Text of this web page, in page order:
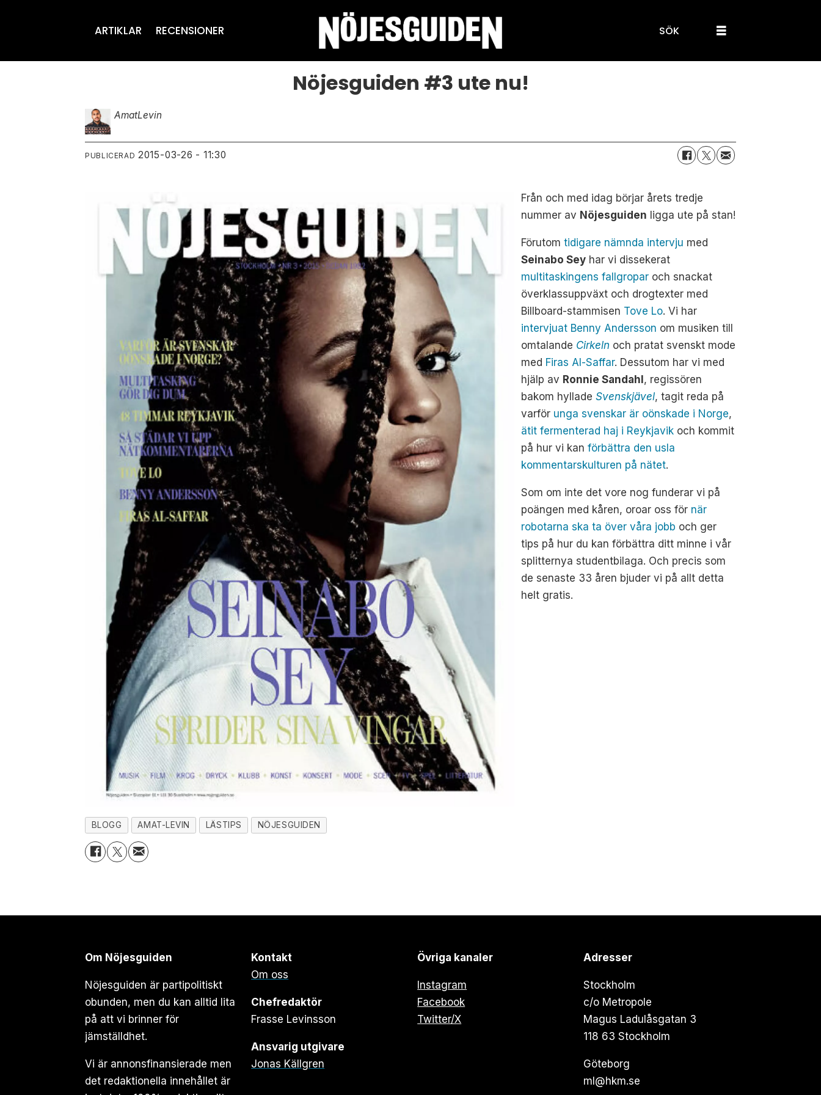
ARTIKLAR RECENSIONER SÖK
Nöjesguiden #3 ute nu!
AmatLevin
PUBLICERAD 2015-03-26 - 11:30
Från och med idag börjar årets tredje
nummer av Nöjesguiden ligga ute på stan!
Förutomtidigare nämnda intervju med
Seinabo Sey har vi dissekerat
multitaskingens fallgropar och snackat
överklassuppväxt och drogtexter med
Billboard-stammisen Tove Lo. Vi har
intervjuat Benny Andersson om musiken till
omtalande Cirkeln och pratat svenskt mode
med Firas Al-Saffar. Dessutom har vi med
hjälp av Ronnie Sandahl , regissören
bakom hylladeSvenskjävel, tagit reda på
varför unga svenskar är oönskade i Norge,
ätit fermenterad haj i Reykjavik och kommit
på hur vi kanförbättra den usla
kommentarskulturen på nätet.
Som om inte det vore nog funderar vi på
poängen med kåren, oroar oss för när
robotarna ska ta över våra jobb och ger
tips på hur du kan förbättra ditt minne i vår
splitternya studentbilaga. Och precis som
de senaste 33 åren bjuder vi på allt detta
helt gratis.
BLOGG AMAT-LEVIN LÄSTIPS NÖJESGUIDEN
Om Nöjesguiden
Nöjesguiden är partipolitiskt
obunden, men du kan alltid lita
på att vi brinner för
jämställdhet.
Vi är annonsfinansierade men
det redaktionella innehållet är
Kontakt
Om oss
Chefredaktör
Frasse Levinsson
Ansvarig utgivare
Jonas Källgren
Övriga kanaler
Instagram
Facebook
Twitter/X
Adresser
Stockholm
c/o Metropole
Magus Ladulåsgatan 3
118 63 Stockholm
Göteborg
ml@hkm.se